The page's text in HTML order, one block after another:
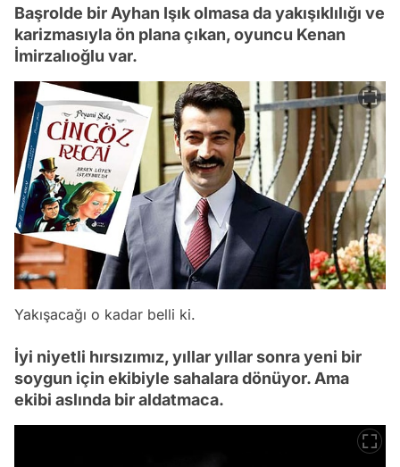
Başrolde bir Ayhan Işık olmasa da yakışıklılığı ve
karizmasıyla ön plana çıkan, oyuncu Kenan
İmirzalıoğlu var.
Yakışacağı o kadar belli ki.
İyi niyetli hırsızımız, yıllar yıllar sonra yeni bir
soygun için ekibiyle sahalara dönüyor. Ama
ekibi aslında bir aldatmaca.